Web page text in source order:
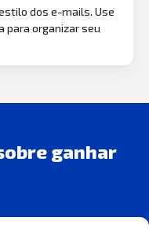
dos e-mails. Use
para organizar seu
ganhar